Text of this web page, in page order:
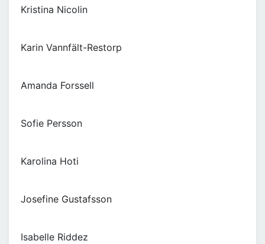
Kristina Nicolin
Karin Vannfält-Restorp
Amanda Forssell
Sofie Persson
Karolina Hoti
Josefine Gustafsson
Isabelle Riddez